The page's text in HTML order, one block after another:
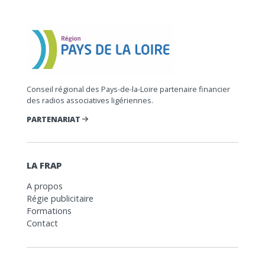
Conseil régional des Pays-de-la-Loire partenaire financier
des radios associatives ligériennes.
PARTENARIAT
LA FRAP
A propos
Régie publicitaire
Formations
Contact